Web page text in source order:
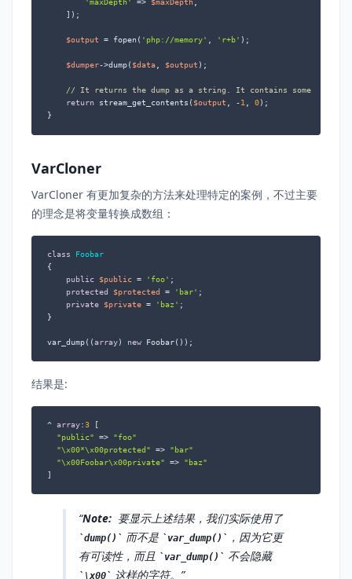
'maxDepth' => $maxDepth,
    ]);
$output = fopen( 'php://memory' , 'r+b' );
$dumper->dump( $data, $output );
// It returns the dump as a string. It contains some HTML,
return stream_get_contents( $output , -1, 0);
}
VarCloner
VarCloner 有更加复杂的方法来处理特定的案例，不过主要
的理念是将变量转换成数组：
class
Foobar
{
public
$public = 'foo' ;
protected
$protected = 'bar' ;
private
$private = 'baz' ;
}
var_dump((array) new Foobar());
结果是:
^ array:3 [
"public" =>
"foo"
"\x00*\x00protected" =>
"bar"
"\x00Foobar\x00private" =>
"baz"
]
Note: 要显示上述结果，我们实际使用了
dump() 而不是 var_dump()
，因为它更
有可读性，而且
var_dump() 不会隐藏
\x00 这样的字符。